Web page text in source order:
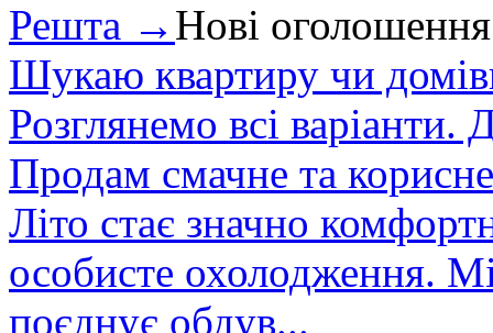
Решта → Нові оголошення
Шукаю квартиру чи
Розглянемо всі варіанти.
Продам смачне та
Літо стає значно
особисте охолодження.
поєднує обдув...